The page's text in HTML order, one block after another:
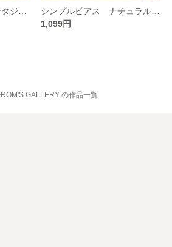
1,099円
GALLERY の作品一覧